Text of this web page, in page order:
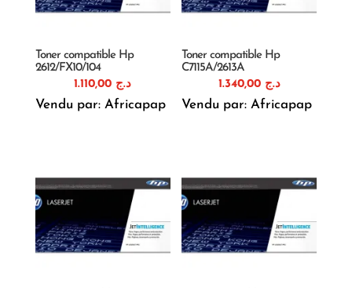
Toner compatible Hp
2612/FX10/104
د.ج
Vendu par: Africapap
Toner compatible Hp
C7115A/2613A
د.ج 1.340,00
Vendu par: Africapap